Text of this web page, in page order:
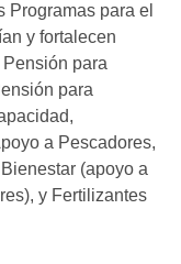
Programas para el
y fortalecen
para
para
a Pescadores,
(apoyo a
y Fertilizantes